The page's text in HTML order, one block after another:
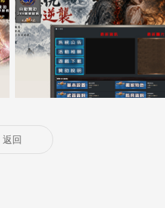
5000客戶展示案例13
返回